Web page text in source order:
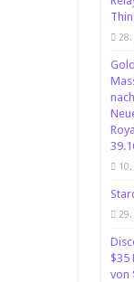
28.
10.
29.
$35
von